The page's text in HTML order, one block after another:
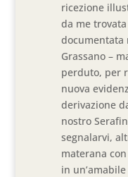
ricezione
da me
documentata
Grassano –
perduto, per
nuova
derivazione
nostro
segnalarvi,
materana
in